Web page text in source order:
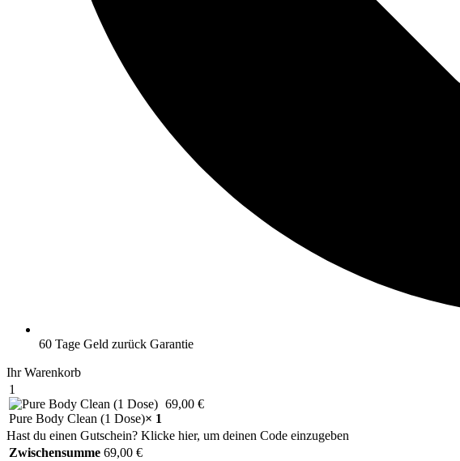
60 Tage Geld zurück Garantie
Ihr Warenkorb
1
Pure Body Clean (1 Dose)× 1
69,00 €
Hast du einen Gutschein? Klicke hier, um deinen Code einzugeben
Zwischensumme 69,00 €